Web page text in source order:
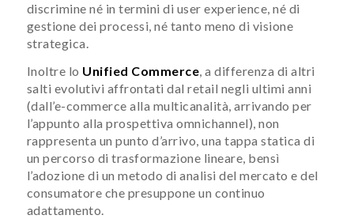
discrimine né in termini di user experience, né di
gestione dei processi, né tanto meno di visione
strategica.
Inoltre lo Unified Commerce, a differenza di altri
salti evolutivi affrontati dal retail negli ultimi anni
(dall’e-commerce alla multicanalità, arrivando per
l’appunto alla prospettiva omnichannel), non
rappresenta un punto d’arrivo, una tappa statica di
un percorso di trasformazione lineare, bensì
l’adozione di un metodo di analisi del mercato e del
consumatore che presuppone un continuo
adattamento.